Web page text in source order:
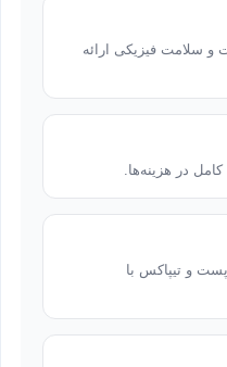
و سلامت فیزیکی ارائه
در هزینه‌ها.
و تیپاکس با